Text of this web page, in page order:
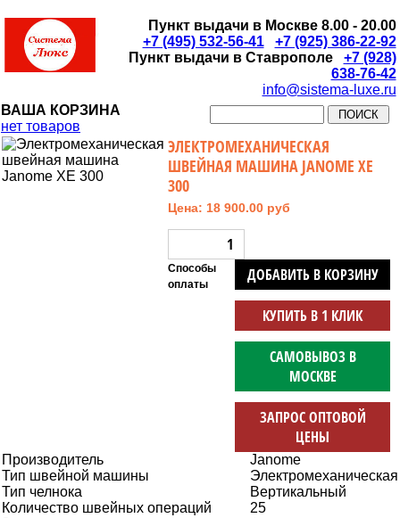
Пункт выдачи в Москве 8.00 - 20.00
+7 (495) 532-56-41
+7 (925) 386-22-92
Пункт выдачи в Ставрополе
+7 (928)
638-76-42
info@sistema-luxe.ru
ВАША КОРЗИНА
нет товаров
ЭЛЕКТРОМЕХАНИЧЕСКАЯ
ШВЕЙНАЯ МАШИНА JANOME XE
300
Цена: 18 900.00 руб
ДОБАВИТЬ В КОРЗИНУ
КУПИТЬ В 1 КЛИК
САМОВЫВОЗ В
МОСКВЕ
ЗАПРОС ОПТОВОЙ
ЦЕНЫ
Способы
оплаты
Производитель
Janome
Тип швейной машины
Электромеханическая
Тип челнока
Вертикальный
Количество швейных операций
25